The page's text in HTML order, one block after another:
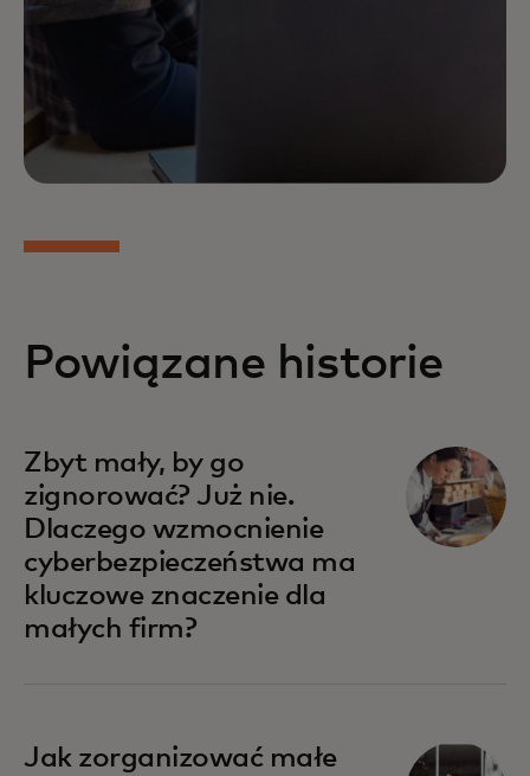
Powiązane historie
Zbyt mały, by go
zignorować? Już nie.
Dlaczego wzmocnienie
cyberbezpieczeństwa ma
kluczowe znaczenie dla
małych firm?
Jak zorganizować małe